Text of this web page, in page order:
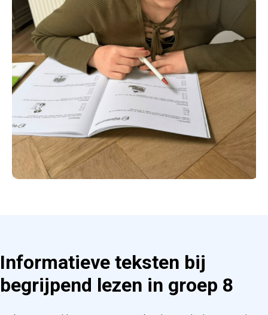
Informatieve teksten bij
begrijpend lezen in groep 8